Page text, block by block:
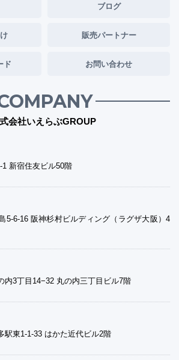
ブログ
販売パートナー
ド お問い合わせ
会社いえらぶGROUP
新宿住友ビル50階
5-6-16 阪神杉村ビルディング（ラグザ大阪）4
内3丁目14−32 丸の内三丁目ビル7階
駅東1-1-33 はかた近代ビル2階